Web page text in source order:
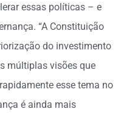
essas políticas – e
“A Constituição
do investimento
múltiplas visões que
esse tema no
é ainda mais